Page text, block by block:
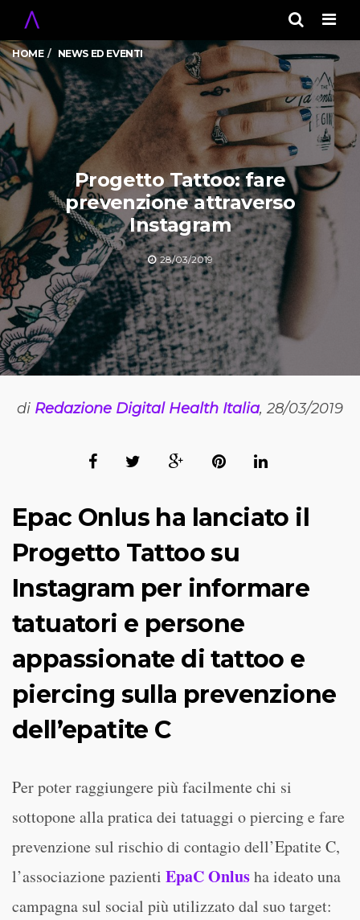
HOME NEWS ED EVENTI
Progetto Tattoo: fare
prevenzione attraverso
Instagram
28/03/2019
di Redazione Digital Health Italia, 28/03/2019
Epac Onlus ha lanciato il
Progetto Tattoo su
Instagram per informare
tatuatori e persone
appassionate di tattoo e
piercing sulla prevenzione
dell’epatite C
Per poter raggiungere più facilmente chi si
sottopone alla pratica dei tatuaggi o piercing e fare
prevenzione sul rischio di contagio dell’Epatite C,
l’associazione pazienti EpaC Onlusha ideato una
campagna sul social più utilizzato dal suo target: